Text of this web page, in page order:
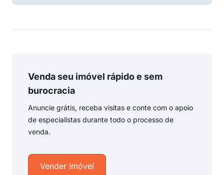
Venda seu imóvel rápido e sem
burocracia
Anuncie grátis, receba visitas e conte com o apoio
de especialistas durante todo o processo de
venda.
Vender imóvel